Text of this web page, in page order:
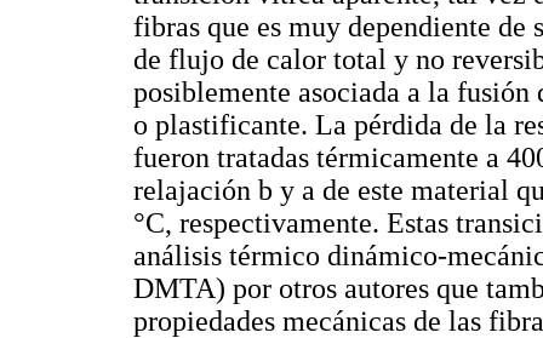
fibras que es muy dependiente de
de flujo de calor total y no
posiblemente asociada a la
o plastificante. La pérdida de la
fueron tratadas térmicamente a
relajación b y a de este material
°C, respectivamente. Estas
análisis térmico dinámico-
DMTA) por otros autores que
propiedades mecánicas de las